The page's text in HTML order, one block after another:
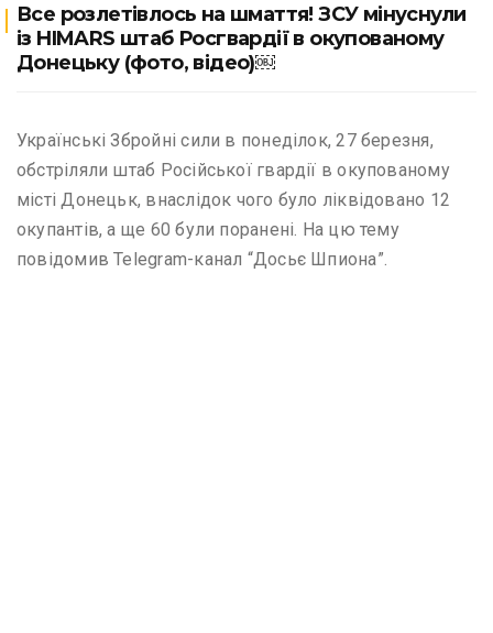
Все розлетівлось на шмаття! ЗСУ мінуснули
із HIMARS штаб Росгвардії в окупованому
Донецьку (фото, відео)￼
Українські Збройні сили в понеділок, 27 березня,
обстріляли штаб Російської гвардії в окупованому
місті Донецьк, внаслідок чого було ліквідовано 12
окупантів, а ще 60 були поранені. На цю тему
повідомив Telegram-канал “Досьє Шпиона”.